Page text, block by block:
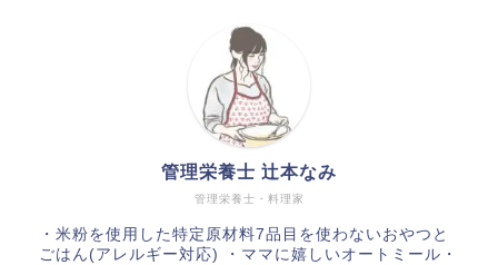
管理栄養士・料理家
管理栄養士 辻本なみ
・米粉を使用した特定原材料7品目を使わないおやつと
ごはん(アレルギー対応) ・ママに嬉しいオートミール・